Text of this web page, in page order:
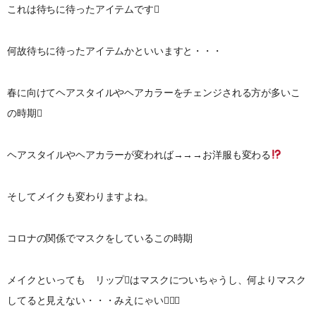
これは待ちに待ったアイテムです
何故待ちに待ったアイテムかといいますと・・・
春に向けてヘアスタイルやヘアカラーをチェンジされる方が多いこ
の時期
ヘアスタイルやヘアカラーが変われば→→→お洋服も変わる
そしてメイクも変わりますよね。
コロナの関係でマスクをしているこの時期
メイクといっても リップはマスクについちゃうし、何よりマスク
してると見えない・・・みえにゃい